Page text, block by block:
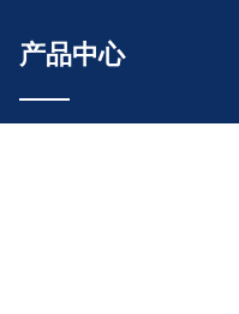
产品中心